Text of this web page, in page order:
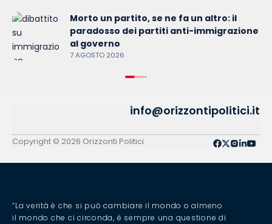
Morto un partito, se ne fa un altro: il
paradosso dei partiti anti-immigrazione
al governo
7 AGOSTO 2026
info@orizzontipolitici.it
Copyright © 2026 Orizzonti Politici
“La verità è che si può cambiare il mondo o almeno
il mondo che ci circonda, è sempre una questione di